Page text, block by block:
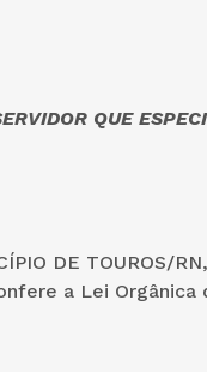
QUE
DE TOUROS/
a Lei Orgânica